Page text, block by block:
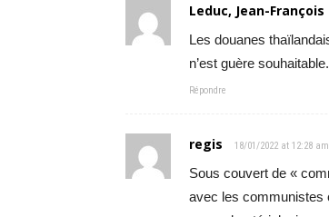
Leduc, Jean-François
Les douanes
n’est guère souhaitable.
Répondre
regis 18/01/2022 at 12:28 am
Sous couvert de «
avec les communistes